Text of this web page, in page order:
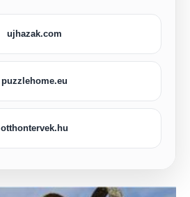
ujhazak.com
puzzlehome.eu
otthontervek.hu